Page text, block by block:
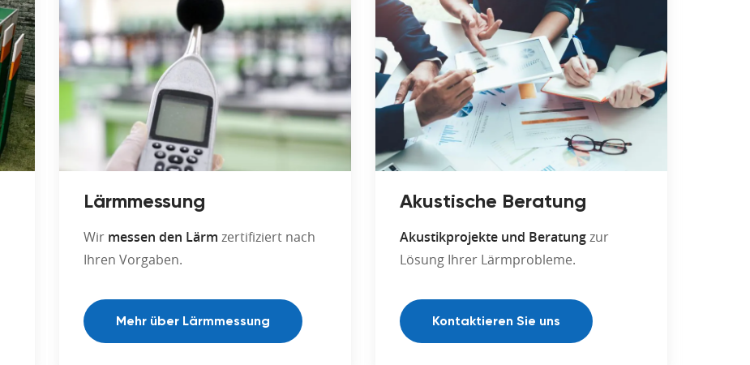
Lärmmessung
Wir messen den Lärm zertifiziert nach
Ihren Vorgaben.
Mehr über Lärmmessung
Akustische Beratung
Akustikprojekte und Beratungzur
Lösung Ihrer Lärmprobleme.
Kontaktieren Sie uns